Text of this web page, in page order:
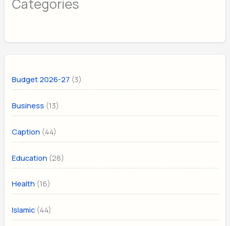
Categories
Budget 2026-27 (3)
Business (13)
Caption (44)
Education (28)
Health (16)
Islamic (44)